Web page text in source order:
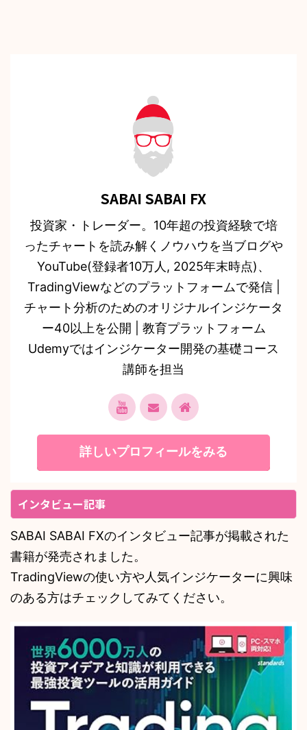
SABAI SABAI FX
投資家・トレーダー。10年超の投資経験で培
ったチャートを読み解くノウハウを当ブログや
YouTube(登録者10万人, 2025年末時点)、
TradingViewなどのプラットフォームで発信 |
チャート分析のためのオリジナルインジケータ
ー40以上を公開 | 教育プラットフォーム
Udemyではインジケーター開発の基礎コース
講師を担当
詳しいプロフィールをみる
インタビュー記事
SABAI SABAI FXのインタビュー記事が掲載された
書籍が発売されました。
TradingViewの使い方や人気インジケーターに興味
のある方はチェックしてみてください。